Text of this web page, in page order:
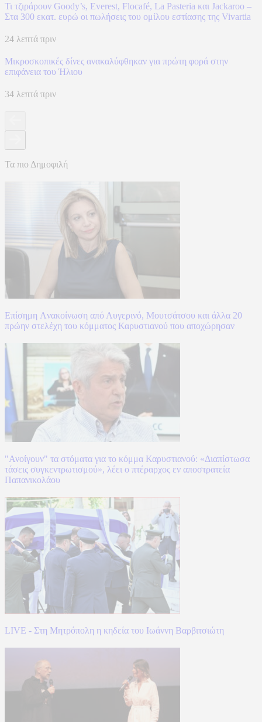
Τι τζιράρουν Goody’s, Everest, Flocafé, La Pasteria και Jackaroo –
Στα 300 εκατ. ευρώ οι πωλήσεις του ομίλου εστίασης της Vivartia
24 λεπτά πριν
Μικροσκοπικές δίνες ανακαλύφθηκαν για πρώτη φορά στην
επιφάνεια του Ήλιου
34 λεπτά πριν
Τα πιο Δημοφιλή
Επίσημη Aνακοίνωση από Αυγερινό, Μουτσάτσου και άλλα 20
πρώην στελέχη του κόμματος Καρυστιανού που αποχώρησαν
"Ανοίγουν" τα στόματα για το κόμμα Καρυστιανού: «Διαπίστωσα
τάσεις συγκεντρωτισμού», λέει ο πτέραρχος εν αποστρατεία
Παπανικολάου
LIVE - Στη Μητρόπολη η κηδεία του Ιωάννη Βαρβιτσιώτη